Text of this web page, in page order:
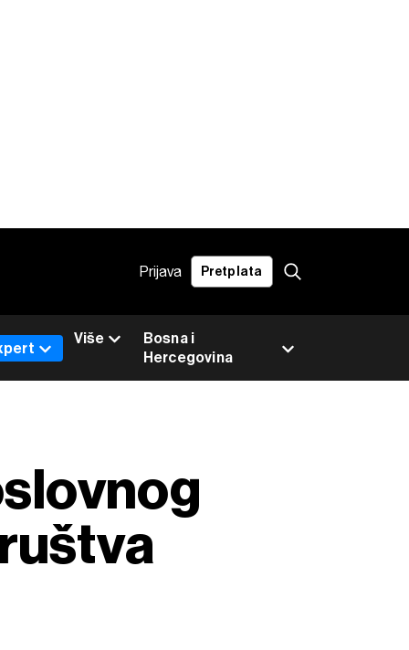
Prijava Pretplata
Bosna i
Hercegovina
Više